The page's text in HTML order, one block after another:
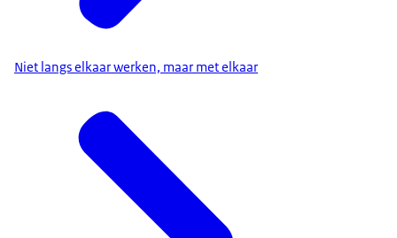
Niet langs elkaar werken, maar met elkaar